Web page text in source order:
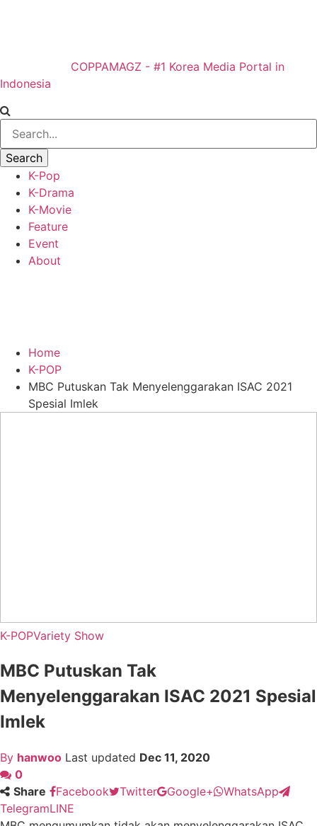
COPPAMAGZ - #1 Korea Media Portal in
Indonesia
K-Pop
K-Drama
K-Movie
Feature
Event
About
Home
K-POP
MBC Putuskan Tak Menyelenggarakan ISAC 2021
Spesial Imlek
K-POPVariety Show
MBC Putuskan Tak
Menyelenggarakan ISAC 2021 Spesial
Imlek
By hanwoo Last updated Dec 11, 2020
0
Share
Facebook Twitter Google+
WhatsApp
TelegramLINE